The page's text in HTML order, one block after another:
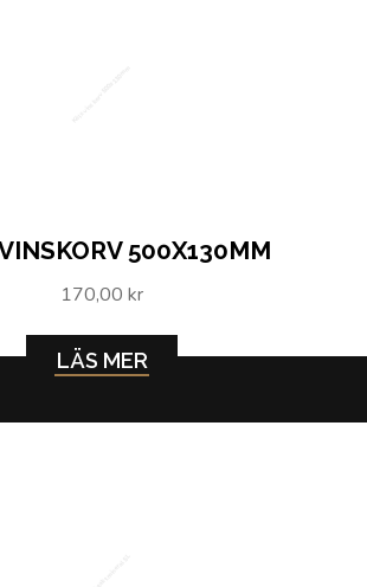
500X130MM
170,00 kr
LÄS MER